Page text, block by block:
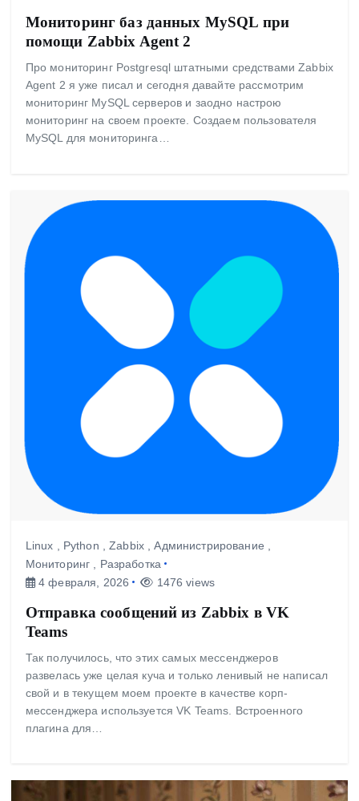
Мониторинг баз данных MySQL при
помощи Zabbix Agent 2
Про мониторинг Postgresql штатными средствами Zabbix
Agent 2 я уже писал и сегодня давайте рассмотрим
мониторинг MySQL серверов и заодно настрою
мониторинг на своем проекте. Создаем пользователя
MySQL для мониторинга…
Linux Python ,Zabbix,Администрирование
Мониторинг
Разработка
4 февраля, 2026
1476 views
Отправка сообщений из Zabbix в VK
Teams
Так получилось, что этих самых мессенджеров
развелась уже целая куча и только ленивый не написал
свой и в текущем моем проекте в качестве корп-
мессенджера используется VK Teams. Встроенного
плагина для…